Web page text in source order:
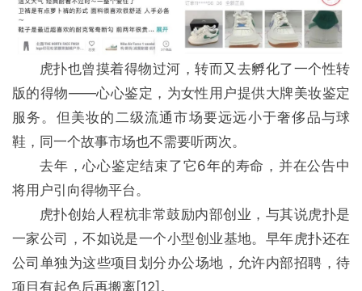
虎扑也曾摸着得物过河，转而又去孵化了一个性转
版的得物——心心鉴定，为女性用户提供大牌美妆鉴定
服务。但美妆的二级流通市场要远远小于奢侈品与球
鞋，同一个故事市场也不需要听两次。
去年，心心鉴定结束了它6年的寿命，并在公告中
将用户引向得物平台。
虎扑创始人程杭非常鼓励内部创业，与其说虎扑是
一家公司，不如说是一个小型创业基地。早年虎扑还在
公司单独为这些项目划分办公场地，允许内部招聘，待
项目有起色后再搬离[12]。